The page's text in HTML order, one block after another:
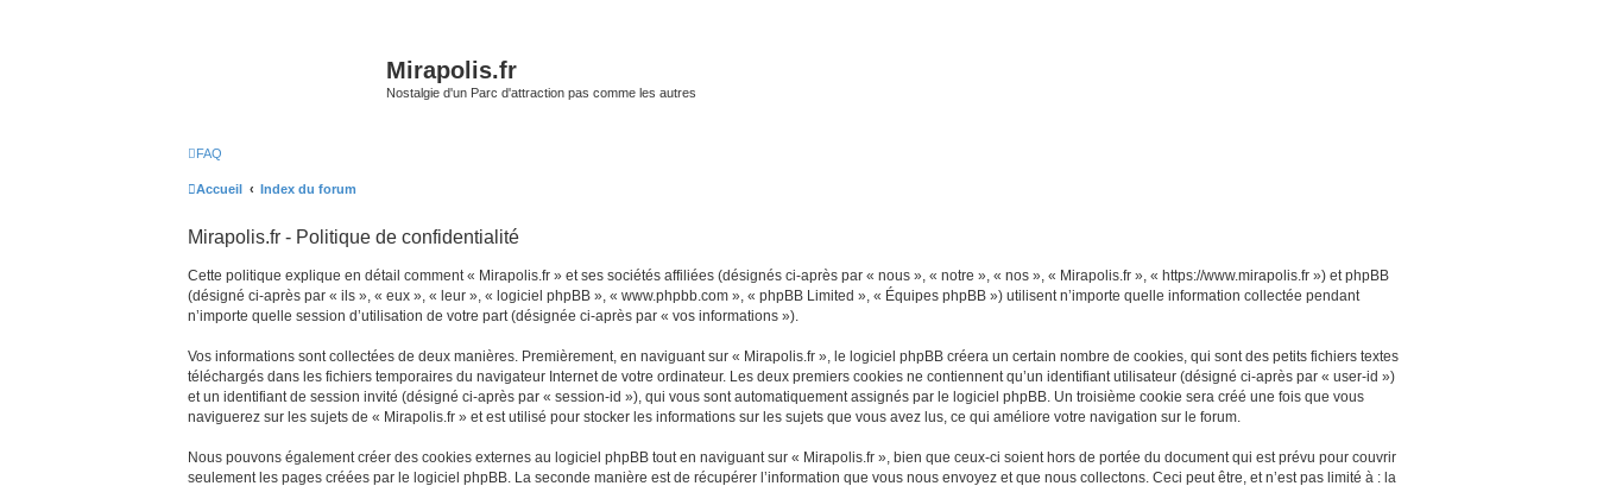
Mirapolis.fr
Nostalgie d'un Parc d'attraction pas comme les autres
FAQ
Accueil Index du forum
Mirapolis.fr - Politique de confidentialité
Cette politique explique en détail comment « Mirapolis.fr » et ses sociétés affiliées (désignés ci-après par « nous », « notre », « nos », « Mirapolis.fr », « https://www.mirapolis.fr ») et phpBB
(désigné ci-après par « ils », « eux », « leur », « logiciel phpBB », « www.phpbb.com », « phpBB Limited », « Équipes phpBB ») utilisent n’importe quelle information collectée pendant
n’importe quelle session d’utilisation de votre part (désignée ci-après par « vos informations »).
Vos informations sont collectées de deux manières. Premièrement, en naviguant sur « Mirapolis.fr », le logiciel phpBB créera un certain nombre de cookies, qui sont des petits fichiers textes
téléchargés dans les fichiers temporaires du navigateur Internet de votre ordinateur. Les deux premiers cookies ne contiennent qu’un identifiant utilisateur (désigné ci-après par « user-id »)
et un identifiant de session invité (désigné ci-après par « session-id »), qui vous sont automatiquement assignés par le logiciel phpBB. Un troisième cookie sera créé une fois que vous
naviguerez sur les sujets de « Mirapolis.fr » et est utilisé pour stocker les informations sur les sujets que vous avez lus, ce qui améliore votre navigation sur le forum.
Nous pouvons également créer des cookies externes au logiciel phpBB tout en naviguant sur « Mirapolis.fr », bien que ceux-ci soient hors de portée du document qui est prévu pour couvrir
seulement les pages créées par le logiciel phpBB. La seconde manière est de récupérer l’information que vous nous envoyez et que nous collectons. Ceci peut être, et n’est pas limité à : la